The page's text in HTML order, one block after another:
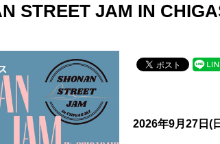
STREET JAM IN
2026年9月27日(